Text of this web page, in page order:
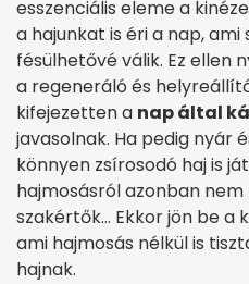
esszenciális eleme a
a hajunkat is éri a nap, ami
fésülhetővé válik. Ez ellen
a regeneráló és
kifejezetten a nap által
javasolnak. Ha pedig nyár
könnyen zsírosodó haj is
hajmosásról azonban
szakértők… Ekkor jön be a
ami hajmosás nélkül is
hajnak.